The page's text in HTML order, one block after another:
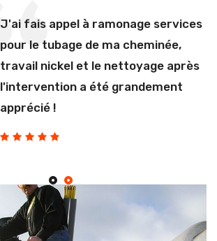
J'ai fais appel à ramonage services
pour le tubage de ma cheminée,
travail nickel et le nettoyage après
l'intervention a été grandement
apprécié !